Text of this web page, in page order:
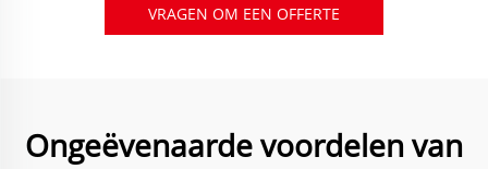
VRAGEN OM EEN OFFERTE
Ongeëvenaarde voordelen van